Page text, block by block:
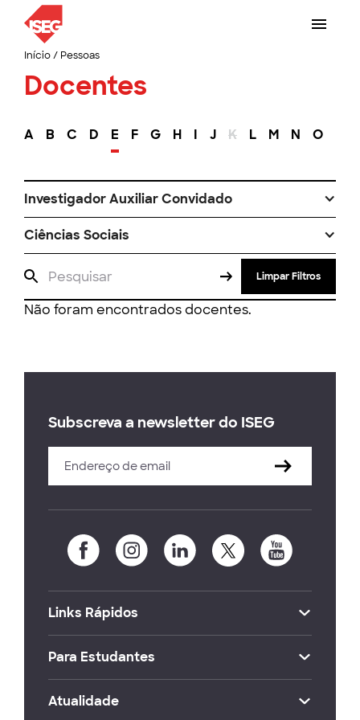
Início/ Pessoas
Docentes
A B C D E F G H I J K L M N O
Investigador Auxiliar Convidado
Ciências Sociais
Limpar Filtros
Não foram encontrados docentes.
Subscreva a newsletter do ISEG
Links Rápidos
Para Estudantes
Atualidade